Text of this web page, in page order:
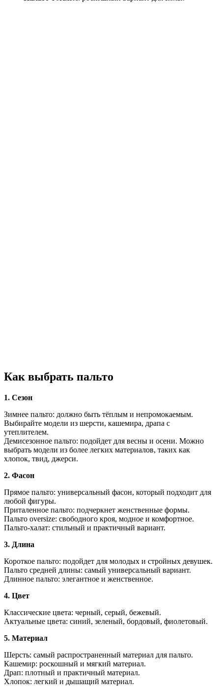
Как выбрать пальто
1. Сезон
Зимнее пальто: должно быть тёплым и непромокаемым.
Выбирайте модели из шерсти, кашемира, драпа с
утеплителем.
Демисезонное пальто: подойдет для весны и осени. Можно
выбрать модели из более легких материалов, таких как
хлопок, твид, джерси.
2. Фасон
Прямое пальто: универсальный фасон, который подходит для
любой фигуры.
Приталенное пальто: подчеркнет женственные формы.
Пальто oversize: свободного кроя, модное и комфортное.
Пальто-халат: стильный и практичный вариант.
3. Длина
Короткое пальто: подойдет для молодых и стройных девушек.
Пальто средней длины: самый универсальный вариант.
Длинное пальто: элегантное и женственное.
4. Цвет
Классические цвета: черный, серый, бежевый.
Актуальные цвета: синий, зеленый, бордовый, фиолетовый.
5. Материал
Шерсть: самый распространенный материал для пальто.
Кашемир: роскошный и мягкий материал.
Драп: плотный и практичный материал.
Хлопок: легкий и дышащий материал.